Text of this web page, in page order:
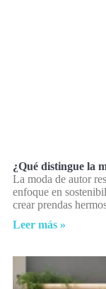
¿Qué distingue la
La moda de autor
enfoque en
crear prendas
Leer más »